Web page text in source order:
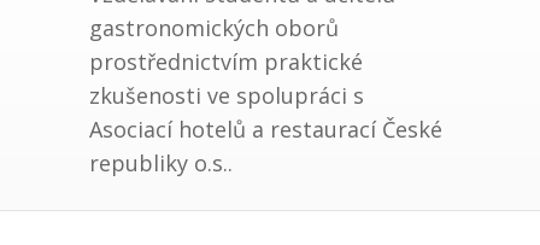
gastronomických oborů
prostřednictvím praktické
zkušenosti ve spolupráci s
Asociací hotelů a restaurací České
republiky o.s..